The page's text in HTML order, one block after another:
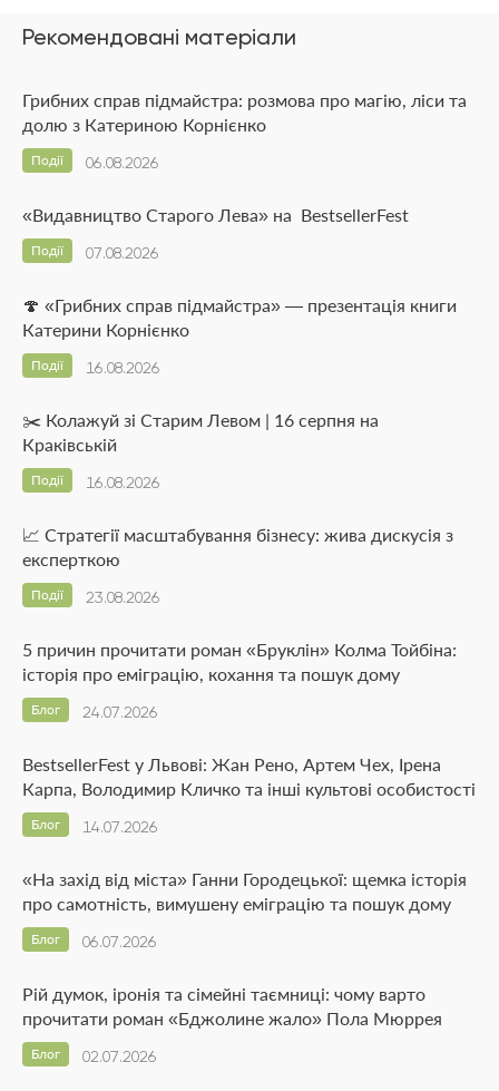
Рекомендовані матеріали
Грибних справ підмайстра: розмова про магію, ліси та
долю з Катериною Корнієнко
06.08.2026
Події
«Видавництво Старого Лева» на BestsellerFest
07.08.2026
Події
🍄 «Грибних справ підмайстра» — презентація книги
Катерини Корнієнко
16.08.2026
Події
✂️ Колажуй зі Старим Левом | 16 серпня на
Краківській
16.08.2026
Події
📈 Стратегії масштабування бізнесу: жива дискусія з
експерткою
23.08.2026
Події
5 причин прочитати роман «Бруклін» Колма Тойбіна:
історія про еміграцію, кохання та пошук дому
24.07.2026
Блог
BestsellerFest у Львові: Жан Рено, Артем Чех, Ірена
Карпа, Володимир Кличко та інші культові особистості
14.07.2026
Блог
«На захід від міста» Ганни Городецької: щемка історія
про самотність, вимушену еміграцію та пошук дому
06.07.2026
Блог
Рій думок, іронія та сімейні таємниці: чому варто
прочитати роман «Бджолине жало» Пола Мюррея
02.07.2026
Блог